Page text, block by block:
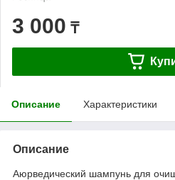
3 000 ₸
Описание Характеристики
Описание
Аюрведический шампунь для